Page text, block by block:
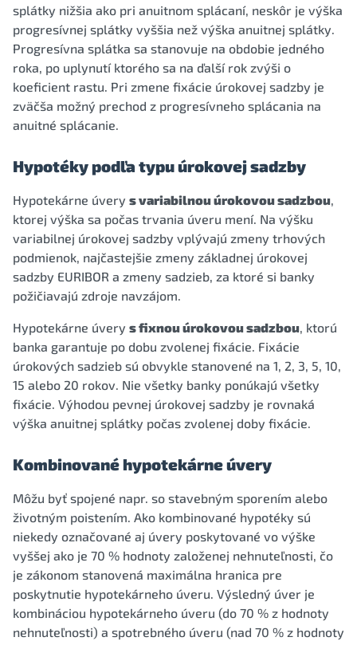
splátky nižšia ako pri anuitnom splácaní, neskôr je výška
progresívnej splátky vyššia než výška anuitnej splátky.
Progresívna splátka sa stanovuje na obdobie jedného
roka, po uplynutí ktorého sa na ďalší rok zvýši o
koeficient rastu. Pri zmene fixácie úrokovej sadzby je
zväčša možný prechod z progresívneho splácania na
anuitné splácanie.
Hypotéky podľa typu úrokovej sadzby
Hypotekárne úvery s variabilnou úrokovou sadzbou,
ktorej výška sa počas trvania úveru mení. Na výšku
variabilnej úrokovej sadzby vplývajú zmeny trhových
podmienok, najčastejšie zmeny základnej úrokovej
sadzby EURIBOR a zmeny sadzieb, za ktoré si banky
požičiavajú zdroje navzájom.
Hypotekárne úvery s fixnou úrokovou sadzbou, ktorú
banka garantuje po dobu zvolenej fixácie. Fixácie
úrokových sadzieb sú obvykle stanovené na 1, 2, 3, 5, 10,
15 alebo 20 rokov. Nie všetky banky ponúkajú všetky
fixácie. Výhodou pevnej úrokovej sadzby je rovnaká
výška anuitnej splátky počas zvolenej doby fixácie.
Kombinované hypotekárne úvery
Môžu byť spojené napr. so stavebným sporením alebo
životným poistením. Ako kombinované hypotéky sú
niekedy označované aj úvery poskytované vo výške
vyššej ako je 70 % hodnoty založenej nehnuteľnosti, čo
je zákonom stanovená maximálna hranica pre
poskytnutie hypotekárneho úveru. Výsledný úver je
kombináciou hypotekárneho úveru (do 70 % z hodnoty
nehnuteľnosti) a spotrebného úveru (nad 70 % z hodnoty